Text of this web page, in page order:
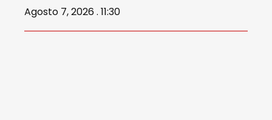
Agosto 7, 2026 . 11:30